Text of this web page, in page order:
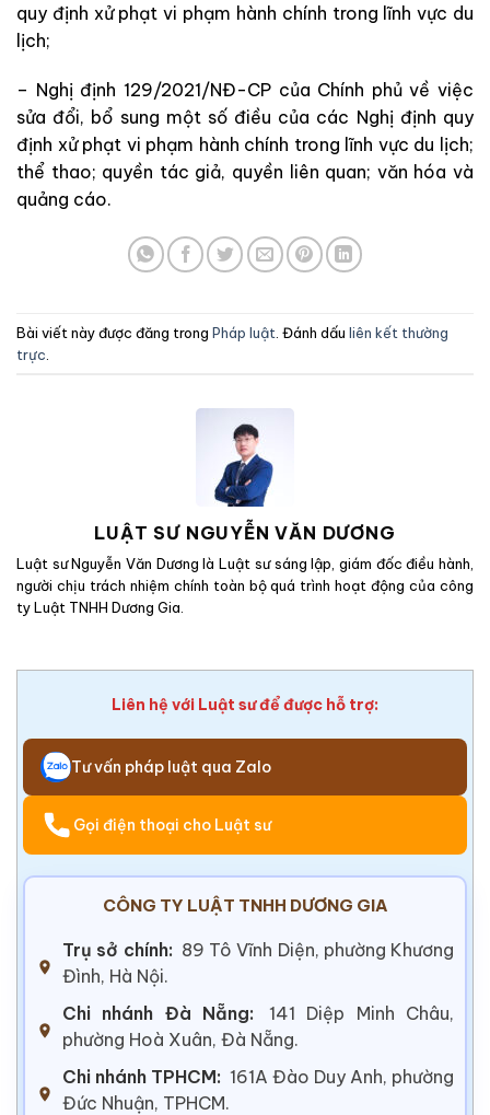
quy định xử phạt vi phạm hành chính trong lĩnh vực du
lịch;
– Nghị định 129/2021/NĐ-CP của Chính phủ về việc
sửa đổi, bổ sung một số điều của các Nghị định quy
định xử phạt vi phạm hành chính trong lĩnh vực du lịch;
thể thao; quyền tác giả, quyền liên quan; văn hóa và
quảng cáo.
Bài viết này được đăng trong Pháp luật . Đánh dấu liên kết thường
trực
LUẬT SƯ NGUYỄN VĂN DƯƠNG
Luật sư Nguyễn Văn Dương là Luật sư sáng lập, giám đốc điều hành,
người chịu trách nhiệm chính toàn bộ quá trình hoạt động của công
ty Luật TNHH Dương Gia.
Liên hệ với Luật sư để được hỗ trợ:
Tư vấn pháp luật qua Zalo
Gọi điện thoại cho Luật sư
CÔNG TY LUẬT TNHH DƯƠNG GIA
Trụ sở chính: 89 Tô Vĩnh Diện, phường Khương
Đình, Hà Nội.
Chi nhánh Đà Nẵng:
141 Diệp Minh Châu,
phường Hoà Xuân, Đà Nẵng.
Chi nhánh TPHCM: 161A Đào Duy Anh, phường
Đức Nhuận, TPHCM.